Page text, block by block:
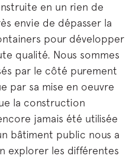
en un rien de
envie de dépasser la
pour développer
qualité. Nous sommes
par le côté purement
par sa mise en oeuvre
la construction
jamais été utilisée
bâtiment public nous a
explorer les différentes